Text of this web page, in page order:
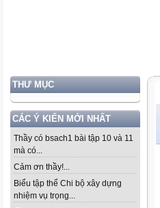
THƯ MỤC
CÁC Ý KIẾN MỚI NHẤT
Thầy có bsach1 bài tập 10 và 11
mà có...
Cảm ơn thầy!...
Biểu tập thể Chi bộ xây dựng
nhiệm vụ trọng...